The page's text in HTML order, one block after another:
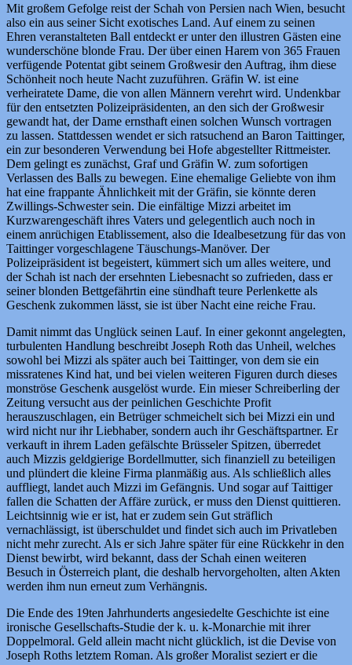
Mit großem Gefolge reist der Schah von Persien nach Wien, besucht
also ein aus seiner Sicht exotisches Land. Auf einem zu seinen
Ehren veranstalteten Ball entdeckt er unter den illustren Gästen eine
wunderschöne blonde Frau. Der über einen Harem von 365 Frauen
verfügende Potentat gibt seinem Großwesir den Auftrag, ihm diese
Schönheit noch heute Nacht zuzuführen. Gräfin W. ist eine
verheiratete Dame, die von allen Männern verehrt wird. Undenkbar
für den entsetzten Polizeipräsidenten, an den sich der Großwesir
gewandt hat, der Dame ernsthaft einen solchen Wunsch vortragen
zu lassen. Stattdessen wendet er sich ratsuchend an Baron Taittinger,
ein zur besonderen Verwendung bei Hofe abgestellter Rittmeister.
Dem gelingt es zunächst, Graf und Gräfin W. zum sofortigen
Verlassen des Balls zu bewegen. Eine ehemalige Geliebte von ihm
hat eine frappante Ähnlichkeit mit der Gräfin, sie könnte deren
Zwillings-Schwester sein. Die einfältige Mizzi arbeitet im
Kurzwarengeschäft ihres Vaters und gelegentlich auch noch in
einem anrüchigen Etablissement, also die Idealbesetzung für das von
Taittinger vorgeschlagene Täuschungs-Manöver. Der
Polizeipräsident ist begeistert, kümmert sich um alles weitere, und
der Schah ist nach der ersehnten Liebesnacht so zufrieden, dass er
seiner blonden Bettgefährtin eine sündhaft teure Perlenkette als
Geschenk zukommen lässt, sie ist über Nacht eine reiche Frau.
Damit nimmt das Unglück seinen Lauf. In einer gekonnt angelegten,
turbulenten Handlung beschreibt Joseph Roth das Unheil, welches
sowohl bei Mizzi als später auch bei Taittinger, von dem sie ein
missratenes Kind hat, und bei vielen weiteren Figuren durch dieses
monströse Geschenk ausgelöst wurde. Ein mieser Schreiberling der
Zeitung versucht aus der peinlichen Geschichte Profit
herauszuschlagen, ein Betrüger schmeichelt sich bei Mizzi ein und
wird nicht nur ihr Liebhaber, sondern auch ihr Geschäftspartner. Er
verkauft in ihrem Laden gefälschte Brüsseler Spitzen, überredet
auch Mizzis geldgierige Bordellmutter, sich finanziell zu beteiligen
und plündert die kleine Firma planmäßig aus. Als schließlich alles
auffliegt, landet auch Mizzi im Gefängnis. Und sogar auf Taittiger
fallen die Schatten der Affäre zurück, er muss den Dienst quittieren.
Leichtsinnig wie er ist, hat er zudem sein Gut sträflich
vernachlässigt, ist überschuldet und findet sich auch im Privatleben
nicht mehr zurecht. Als er sich Jahre später für eine Rückkehr in den
Dienst bewirbt, wird bekannt, dass der Schah einen weiteren
Besuch in Österreich plant, die deshalb hervorgeholten, alten Akten
werden ihm nun erneut zum Verhängnis.
Die Ende des 19ten Jahrhunderts angesiedelte Geschichte ist eine
ironische Gesellschafts-Studie der k. u. k-Monarchie mit ihrer
Doppelmoral. Geld allein macht nicht glücklich, ist die Devise von
Joseph Roths letztem Roman. Als großer Moralist seziert er die